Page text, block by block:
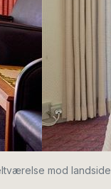
mod landside